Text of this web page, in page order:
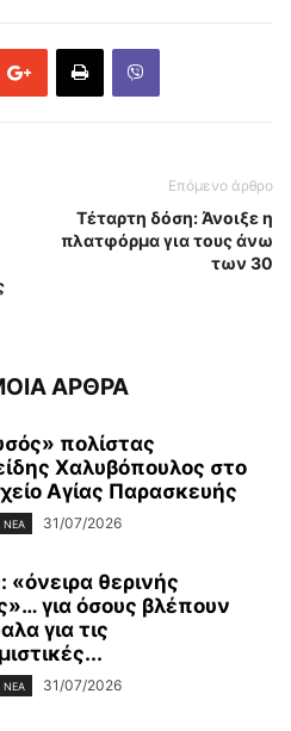
Επόμενο άρθρο
Τέταρτη δόση: Άνοιξε η
πλατφόρμα για τους άνω
των 30
ΑΡΘΡΑ
πολίστας
Χαλυβόπουλος στο
Αγίας Παρασκευής
ΝΕΑ 31/07/2026
«όνειρα θερινής
για όσους βλέπουν
για τις
ΝΕΑ 31/07/2026